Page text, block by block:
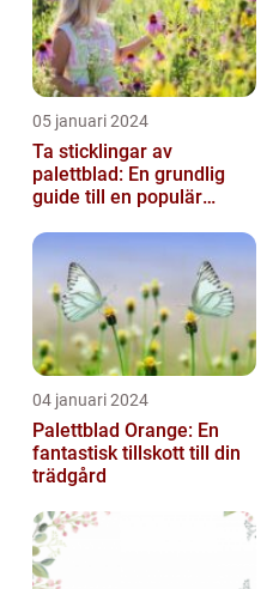
05 januari 2024
Ta sticklingar av
palettblad: En grundlig
guide till en populär
04 januari 2024
Palettblad Orange: En
fantastisk tillskott till din
trädgård